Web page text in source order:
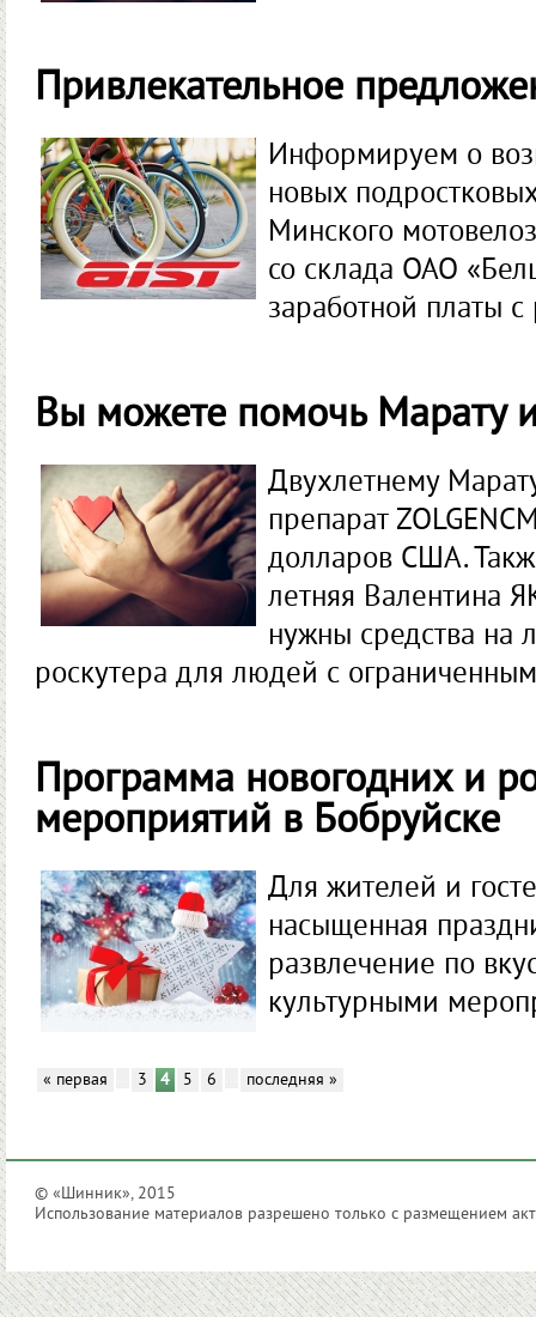
Привлекательное
Информируем о
новых
Минского
со склада ОАО
заработной платы
Вы можете помочь Марату
Двухлетнему
препарат
долларов США.
летняя Валентина
нужны средства на
роскутера для людей с
Программа новогодних и
мероприятий в Бобруйске
Для жителей и
насыщенная
развлечение по
культурными
« первая 3 4 5 6 последняя »
© «Шинник», 2015
Использование материалов разрешено только с размещением